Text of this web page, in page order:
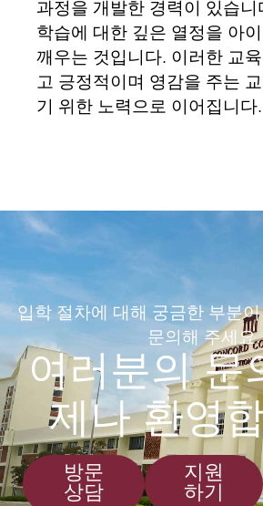
과정을 개발한 경력이 있습
학습에 대한 깊은 열정을 아
깨우는 것입니다. 이러한 교
고 긍정적이며 영감을 주는
기 위한 노력으로 이어집니다.
입학 절차에 대해 궁금한 부분이
문의해 주세요.
여러분의 문
제나 환영
방문
상담
지원
하기